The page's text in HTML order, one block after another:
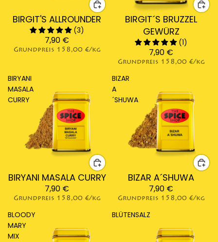
BIRGIT'S ALLROUNDER
(3)
7,90 €
Grundpreis 158,00 €/kg
BIRGIT´S BRUZZEL
GEWÜRZ
(1)
7,90 €
Grundpreis 158,00 €/kg
BIRYANI
MASALA
CURRY
BIRYANI MASALA CURRY
7,90 €
Grundpreis 158,00 €/kg
BIZAR
A
´SHUWA
BIZAR A´SHUWA
7,90 €
Grundpreis 158,00 €/kg
BLOODY
MARY
MIX
BLÜTENSALZ